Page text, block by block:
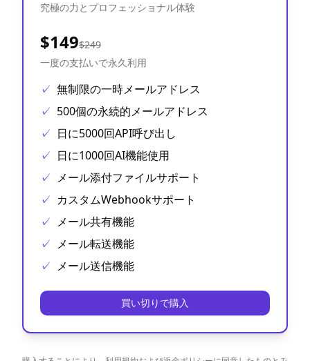
究極の力とプロフェッショナル体験
$149$249
一度の支払いで永久利用
✓ 無制限の一時メールアドレス
✓ 500個の永続的メールアドレス
✓ 日に5000回API呼び出し
✓ 日に1000回AI機能使用
✓ メール添付ファイルサポート
✓ カスタムWebhookサポート
✓ メール共有機能
✓ メール転送機能
✓ メール送信機能
買い切りで購入